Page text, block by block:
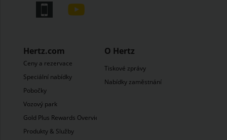
Hertz.com
Ceny a rezervace
Speciální nabídky
Pobočky
Vozový park
Gold Plus Rewards Overview
Produkty & Služby
O Hertz
Tiskové zprávy
Nabídky zaměstnání